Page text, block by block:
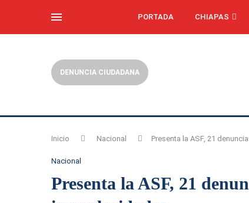
PORTADA CHIAPAS
DENUNCIA CIUDADANA
Inicio Nacional Presenta la ASF, 21
Nacional
Presenta la ASF, 21